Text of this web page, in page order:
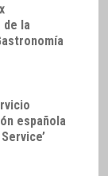
de la
española